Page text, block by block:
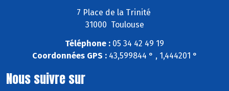
7 Place de la Trinité
31000 Toulouse
Téléphone : 05 34 42 49 19
Coordonnées GPS :43,599844 ° , 1,444201 °
Nous suivre sur